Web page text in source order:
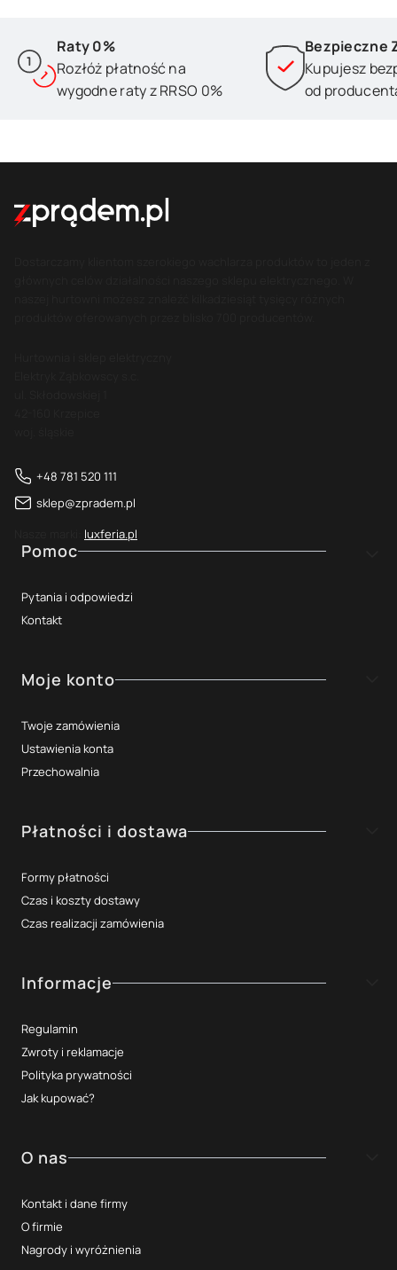
Raty 0%
Rozłóż płatność na
wygodne raty z RRSO 0%
Bezpieczne
Kupujesz
od
+48 781 520 111
sklep@zpradem.pl
luxferia.pl
Linki w stopce
Pomoc
Pytania i odpowiedzi
Kontakt
Moje konto
Twoje zamówienia
Ustawienia konta
Przechowalnia
Płatności i dostawa
Formy płatności
Czas i koszty dostawy
Czas realizacji zamówienia
Informacje
Regulamin
Zwroty i reklamacje
Polityka prywatności
Jak kupować?
O nas
Kontakt i dane firmy
O firmie
Nagrody i wyróżnienia